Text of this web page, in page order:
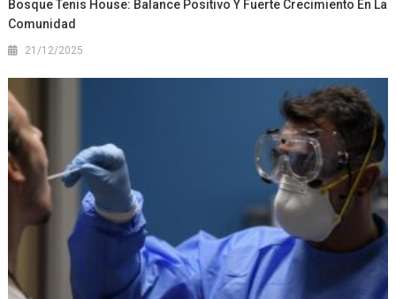
Bosque Tenis House: Balance Positivo Y Fuerte Crecimiento En La
Comunidad
21/12/2025